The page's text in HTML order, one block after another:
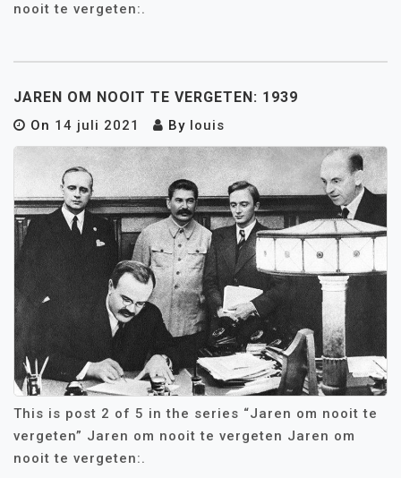
nooit te vergeten:.
JAREN OM NOOIT TE VERGETEN: 1939
On 14 juli 2021 By louis
This is post 2 of 5 in the series “Jaren om nooit te
vergeten” Jaren om nooit te vergeten Jaren om
nooit te vergeten:.